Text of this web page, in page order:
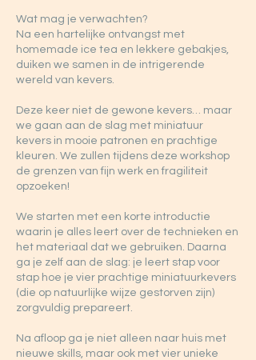
Wat mag je verwachten?
Na een hartelijke ontvangst met
homemade ice tea en lekkere gebakjes,
duiken we samen in de intrigerende
wereld van kevers.
Deze keer niet de gewone kevers… maar
we gaan aan de slag met miniatuur
kevers in mooie patronen en prachtige
kleuren. We zullen tijdens deze workshop
de grenzen van fijn werk en fragiliteit
opzoeken!
We starten met een korte introductie
waarin je alles leert over de technieken en
het materiaal dat we gebruiken. Daarna
ga je zelf aan de slag: je leert stap voor
stap hoe je vier prachtige miniatuurkevers
(die op natuurlijke wijze gestorven zijn)
zorgvuldig prepareert.
Na afloop ga je niet alleen naar huis met
nieuwe skills, maar ook met vier unieke